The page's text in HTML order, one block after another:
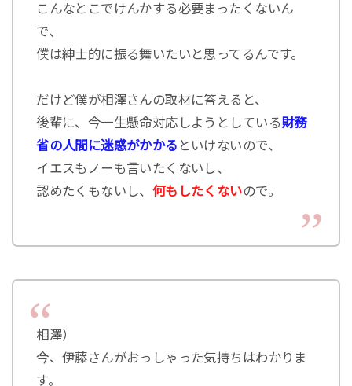
こんなとこでけんかする必要まったくないん
で、
僕は紳士的に振る舞いたいと思ってるんです。
だけど僕が相澤さんの取材に答えると、
後輩に、今一生懸命対応しようとしている財務
省の人間に迷惑がかかる といけないので、
イエスもノーも言いたくないし、
認めたくもないし、 何もしたくないので。
相澤）
今、伊藤さんがおっしゃった気持ちはわかりま
す。